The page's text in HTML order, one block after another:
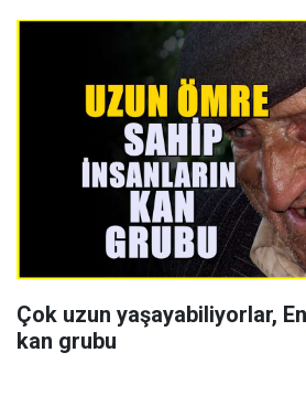
Çok uzun yaşayabiliyorlar,
kan grubu